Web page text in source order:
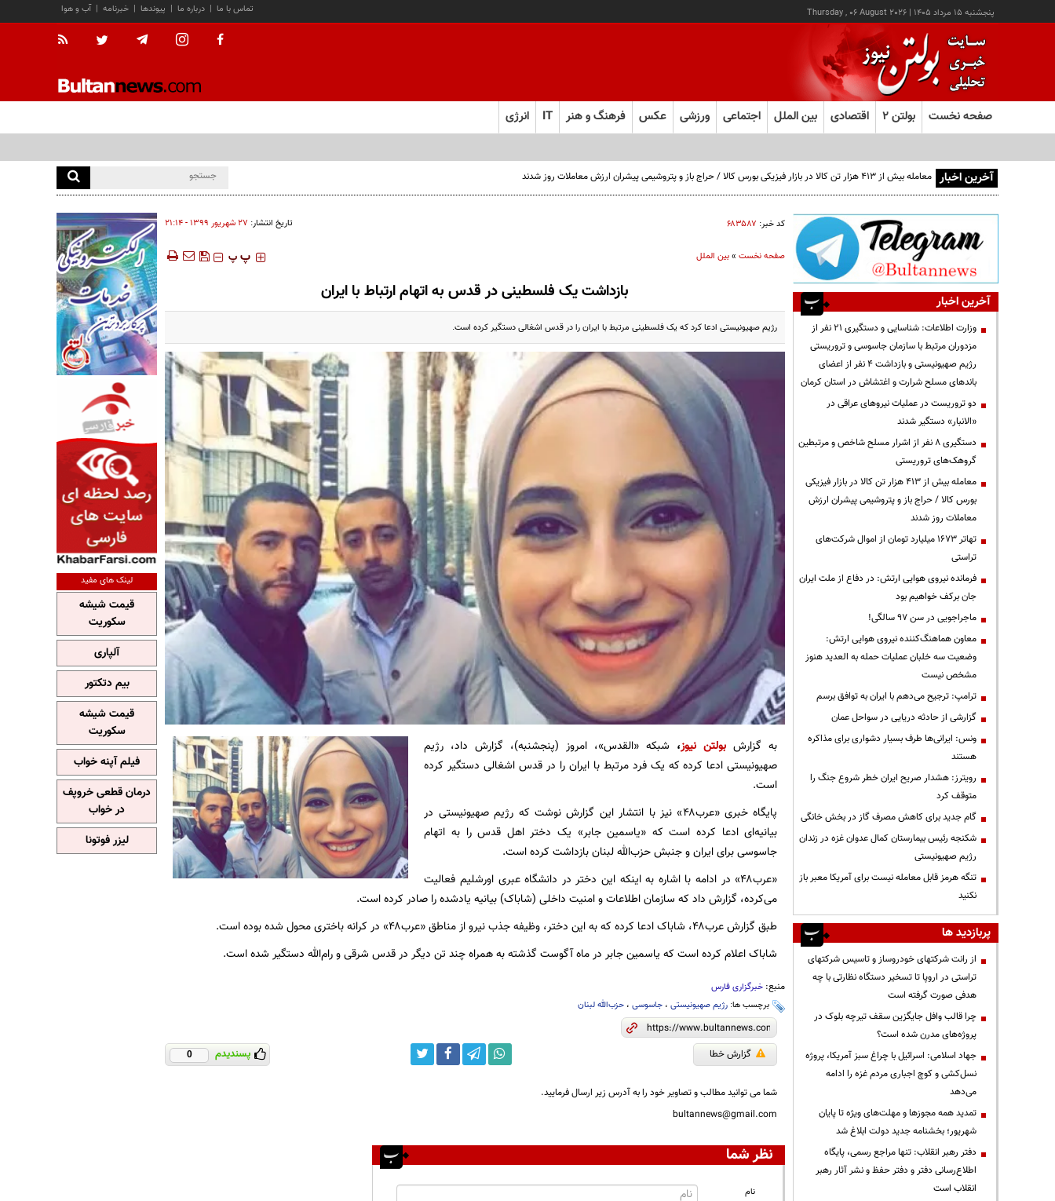
پنجشنبه ۱۵ مرداد ۱۴۰۵ |
Thursday , 06 August 2026 آب و هوا | خبرنامه | پیوندها | درباره ما | تماس با ما
صفحه نخست بولتن ۲ اقتصادی بین الملل اجتماعی ورزشی عکس فرهنگ و هنر IT انرژی
آخرین اخبار
کد خبر: ۶۸۳۵۸۷ تاریخ انتشار: ۲۷ شهريور ۱۳۹۹ - ۲۱:۱۴
صفحه نخست»بین الملل ‍‍‍ پ پ
بازداشت یک فلسطینی در قدس به اتهام ارتباط با ایران
رژیم صهیونیستی ادعا کرد که یک فلسطینی مرتبط با ایران را در قدس اشغالی دستگیر کرده است.
به گزارش بولتن نیوز، شبکه «القدس»،‌ امروز (پنجشنبه)، گزارش داد، رژیم
صهیونیستی ادعا کرده که یک فرد مرتبط با ایران را در قدس اشغالی دستگیر کرده
است.
پایگاه خبری «عرب۴۸» نیز با انتشار این گزارش نوشت که رژیم صهیونیستی در
بیانیه‌ای ادعا کرده است که «یاسمین جابر» یک دختر اهل قدس را به اتهام
جاسوسی برای ایران و جنبش حزب‌الله لبنان بازداشت کرده است.
«عرب۴۸» در ادامه با اشاره به اینکه این دختر در دانشگاه عبری اورشلیم فعالیت
می‌کرده، گزارش داد که سازمان اطلاعات و امنیت داخلی (شاباک) بیانیه یادشده را صادر کرده است.
طبق گزارش عرب۴۸، شاباک ادعا کرده که به این دختر، وظیفه جذب نیرو از مناطق «عرب۴۸» در کرانه باختری محول شده بوده است.
شاباک اعلام کرده است که یاسمین جابر در ماه آگوست گذشته به همراه چند تن دیگر در قدس شرقی و رام‌الله دستگیر شده است.
منبع: خبرگزاری فارس
برچسب ها: رژیم صهیونیستی، جاسوسی، حزب‌الله لبنان
گزارش خطا پسندیدم 0
شما می توانید مطالب و تصاویر خود را به آدرس زیر ارسال فرمایید.
bultannews@gmail.com
نظر شما
نام
آخرین اخبار
وزارت اطلاعات: شناسایی و دستگیری ۲۱ نفر از
مزدوران مرتبط با سازمان جاسوسی و تروریستی
رژیم صهیونیستی و بازداشت ۴ نفر از اعضای
باندهای مسلح شرارت و اغتشاش در استان کرمان
دو تروریست در عملیات نیروهای عراقی در
«الانبار» دستگیر شدند
دستگیری ۸ نفر از اشرار مسلح شاخص و مرتبطین
گروهک‌های تروریستی
معامله بیش از ۴۱۳ هزار تن کالا در بازار فیزیکی
بورس کالا / حراج باز و پتروشیمی پیشران ارزش
معاملات روز شدند
تهاتر ۱۶۷۳ میلیارد تومان از اموال شرکت‌های
تراستی
فرمانده نیروی هوایی ارتش: در دفاع از ملت ایران
جان برکف خواهیم بود
ماجراجویی در سن ۹۷ سالگی!
معاون هماهنگ‌کننده نیروی هوایی ارتش:
وضعیت سه خلبان عملیات حمله به العدید هنوز
مشخص نیست
ترامپ: ترجیح می‌دهم با ایران به توافق برسم
گزارشی از حادثه دریایی در سواحل عمان
ونس: ایرانی‌ها طرف بسیار دشواری برای مذاکره
هستند
رویترز: هشدار صریح ایران خطر شروع جنگ را
متوقف کرد
گام جدید برای کاهش مصرف گاز در بخش خانگی
شکنجه رئیس بیمارستان کمال عدوان غزه در زندان
رژیم صهیونیستی
تنگه هرمز قابل معامله نیست برای آمریکا معبر باز
نکنید
پربازدید ها
از رانت‌ شرکتهای خودروساز و تاسیس شرکتهای
تراستی در اروپا تا تسخیر دستگاه نظارتی با چه
هدفی صورت گرفته است
چرا قالب وافل جایگزین سقف تیرچه بلوک در
پروژه‌های مدرن شده است؟
جهاد اسلامی: اسرائیل با چراغ سبز آمریکا، پروژه
نسل‌کشی و کوچ اجباری مردم غزه را ادامه
می‌دهد
تمدید همه مجوزها و مهلت‌های ویژه تا پایان
شهریور؛ بخشنامه جدید دولت ابلاغ شد
دفتر رهبر انقلاب: تنها مراجع رسمی، پایگاه
اطلاع‌رسانی دفتر و دفتر حفظ و نشر آثار رهبر
انقلاب است
لینک های مفید
قیمت شیشه
سکوریت
آلپاری
بیم دتکتور
قیمت شیشه
سکوریت
فیلم آپنه خواب
درمان قطعی خروپف
در خواب
لیزر فوتونا